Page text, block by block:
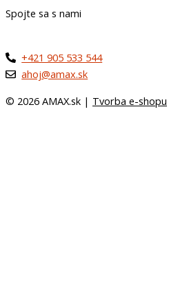
Spojte sa s nami
+421 905 533 544
ahoj@amax.sk
© 2026 AMAX.sk | Tvorba e-shopu